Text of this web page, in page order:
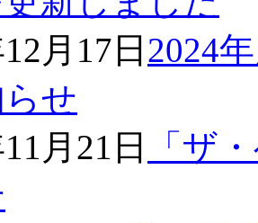
月17日 2024
せ
月21日
「ザ